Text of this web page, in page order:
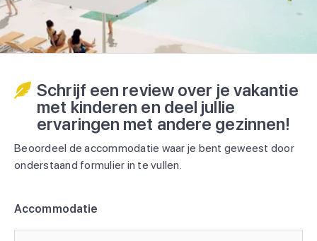
Schrijf een review over je vakantie
met kinderen en deel jullie
ervaringen met andere gezinnen!
Beoordeel de accommodatie waar je bent geweest door
onderstaand formulier in te vullen.
Accommodatie